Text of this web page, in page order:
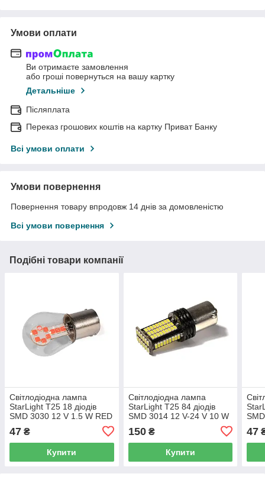
Умови оплати
Ви отримаєте замовлення
або гроші повернуться на вашу картку
Детальніше
Післяплата
Переказ грошових коштів на картку Приват Банку
Всі умови оплати
Умови повернення
Повернення товару впродовж 14 днів за домовленістю
Всі умови повернення
Подібні товари компанії
Світлодіодна лампа
StarLight T25 18 діодів
SMD 3030 12 V 1.5 W RED
47 ₴
Купити
Світлодіодна лампа
StarLight T25 84 діодів
SMD 3014 12 V-24 V 10 W
150₴
Купити
47